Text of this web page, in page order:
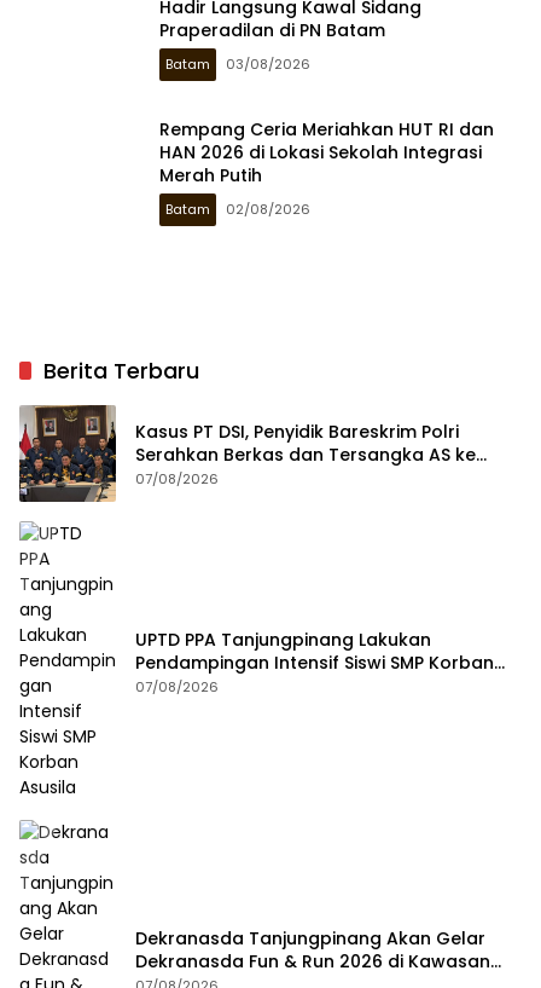
Hadir Langsung Kawal Sidang
Praperadilan di PN Batam
Batam 03/08/2026
Rempang Ceria Meriahkan HUT RI dan
HAN 2026 di Lokasi Sekolah Integrasi
Merah Putih
Batam 02/08/2026
Berita Terbaru
Kasus PT DSI, Penyidik Bareskrim Polri
Serahkan Berkas dan Tersangka AS ke
Kejari Depok
07/08/2026
UPTD PPA Tanjungpinang Lakukan
Pendampingan Intensif Siswi SMP Korban
Asusila
07/08/2026
Dekranasda Tanjungpinang Akan Gelar
Dekranasda Fun & Run 2026 di Kawasan